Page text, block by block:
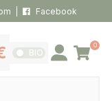
Facebook
les tarifs
BIO Se connecter
0
Panier